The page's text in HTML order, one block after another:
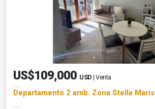
US$109,000 USD | Venta
Departamento 2 amb. Zona Stella Maris